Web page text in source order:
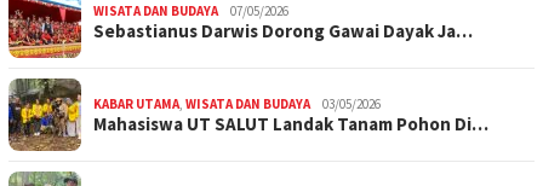
WISATA DAN BUDAYA 07/05/2026
Sebastianus Darwis Dorong Gawai Dayak Ja…
KABAR UTAMA, WISATA DAN BUDAYA 03/05/2026
Mahasiswa UT SALUT Landak Tanam Pohon Di…